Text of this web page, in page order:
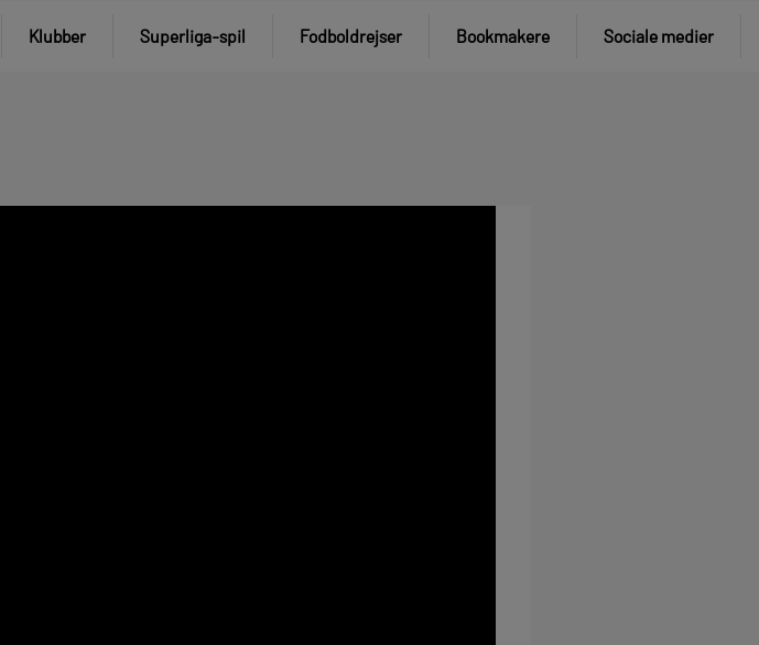
Klubber Superliga-spil Fodboldrejser Bookmakere Sociale medier